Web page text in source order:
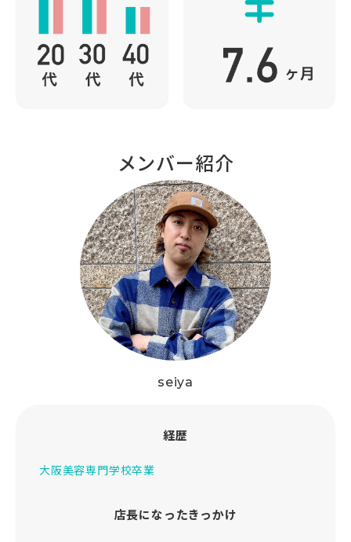
メンバー紹介
seiya
経歴
大阪美容専門学校卒業
店長になったきっかけ